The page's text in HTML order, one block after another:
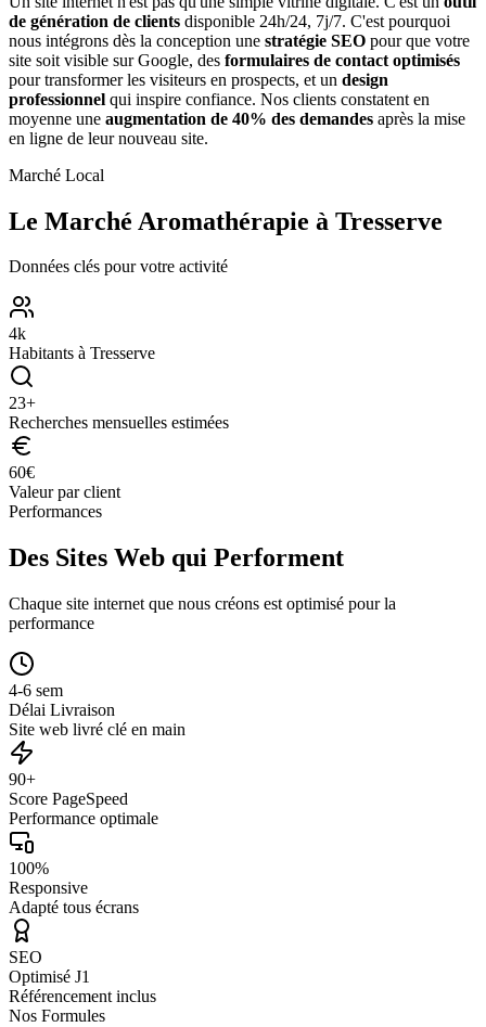
de génération de clients disponible 24h/24, 7j/7. C'est pourquoi
nous intégrons dès la conception une stratégie SEO pour que votre
site soit visible sur Google, des formulaires de contact optimisés
pour transformer les visiteurs en prospects, et un design
professionnel qui inspire confiance. Nos clients constatent en
moyenne une augmentation de 40% des demandes après la mise
en ligne de leur nouveau site.
Marché Local
Le Marché Aromathérapie à Tresserve
Données clés pour votre activité
4k
Habitants à Tresserve
23+
Recherches mensuelles estimées
60€
Valeur par client
Performances
Des Sites Web qui Performent
Chaque site internet que nous créons est optimisé pour la
performance
4-6 sem
Délai Livraison
Site web livré clé en main
90+
Score PageSpeed
Performance optimale
100%
Responsive
Adapté tous écrans
SEO
Optimisé J1
Référencement inclus
Nos Formules